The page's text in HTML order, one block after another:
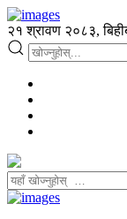
२१ श्रावण २०८३,